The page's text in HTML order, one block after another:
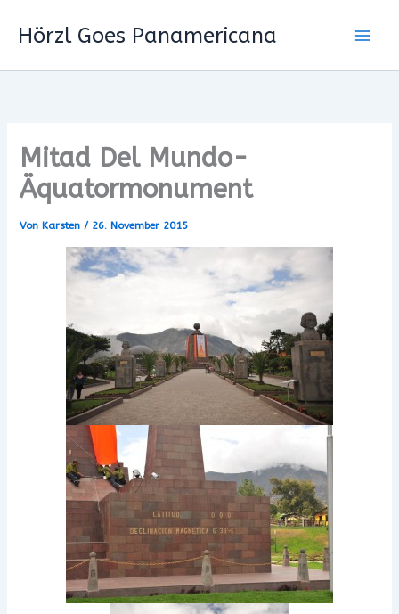
InhaltHörzl Goes Panamericana
Mitad Del Mundo-
Äquatormonument
Von Karsten/ 26. November 2015